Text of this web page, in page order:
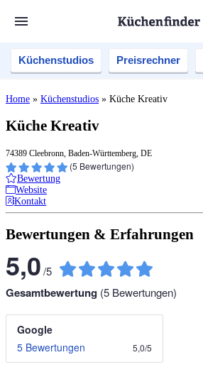
Küchenstudios Preisrechner
Home » Küchenstudios » Küche Kreativ
Küche Kreativ
74389 Cleebronn, Baden-Württemberg, DE
(5 Bewertungen)
Bewertung
Website
Kontakt
Bewertungen & Erfahrungen
5,0/5
Gesamtbewertung (5 Bewertungen)
Google
5 Bewertungen
5,0/5